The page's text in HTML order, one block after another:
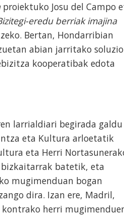
proiektuko Josu del Campo
eredu berriak imajina
Bertan, Hondarribian
abian jarritako soluzio
kooperatibak edota
larrialdiari begirada galdu
eta Kultura arloetatik
eta Herri
batetik, eta
mugimenduan bogan
dira. Izan ere, Madril,
herri